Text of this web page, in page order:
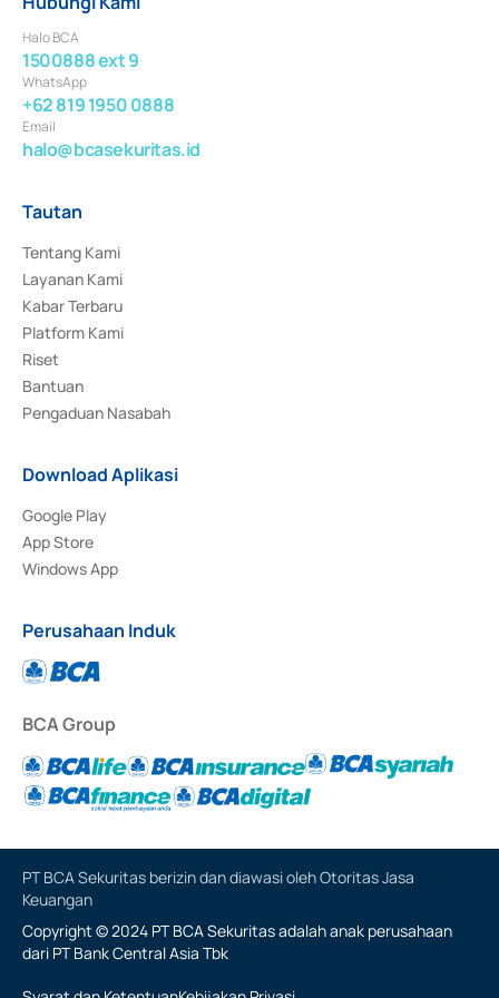
Halo BCA
1500888 ext 9
WhatsApp
+62 819 1950 0888
Email
halo@bcasekuritas.id
Tautan
Tentang Kami
Layanan Kami
Kabar Terbaru
Platform Kami
Riset
Bantuan
Pengaduan Nasabah
Download Aplikasi
Google Play
App Store
Windows App
Perusahaan Induk
BCA Group
PT BCA Sekuritas berizin dan diawasi oleh Otoritas Jasa
Keuangan
Copyright © 2024 PT BCA Sekuritas adalah anak perusahaan
dari PT Bank Central Asia Tbk